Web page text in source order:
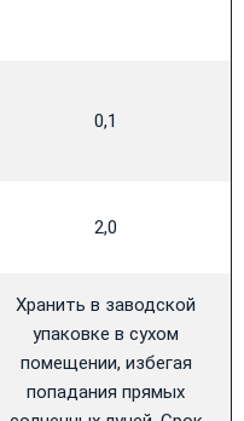
0,1
2,0
Хранить в заводской
упаковке в сухом
помещении, избегая
попадания прямых